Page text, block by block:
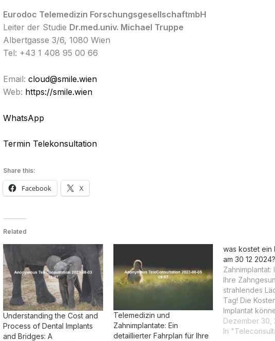
Eurodoc Telemedizin ForschungsgesellschaftmbH
Leiter der Studie Dr.med.univ. Michael Truppe
Albertgasse 3/6, 1080 Wien
Tel: +43 1 408 95 00 66
Email: cloud@smile.wien
Web: https://smile.wien
WhatsApp
Termin Telekonsultation
Share this:
Facebook X
Related
Understanding the Cost and
Process of Dental Implants
and Bridges: A
Telemedizin und
Zahnimplantate: Ein
detaillierter Fahrplan für Ihre
was kostet ein
am 30 12 2024?
Zahnimplantat:
Ihre
strahlendes
Tag! Die
Implantat
abhängig von
individuellen
Dezember 30,
In